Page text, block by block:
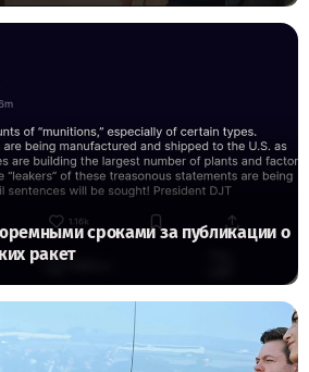
сроками за публикации о
ракет